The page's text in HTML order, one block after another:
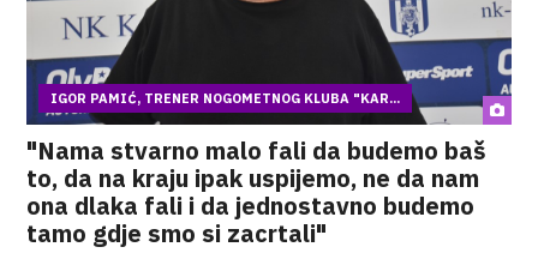
IGOR PAMIĆ, TRENER NOGOMETNOG KLUBA "KAR...
"Nama stvarno malo fali da budemo baš
to, da na kraju ipak uspijemo, ne da nam
ona dlaka fali i da jednostavno budemo
tamo gdje smo si zacrtali"